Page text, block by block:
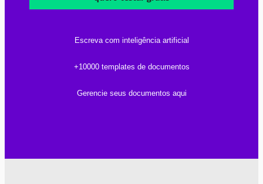
Escreva com inteligência artificial
+10000 templates de documentos
Gerencie seus documentos aqui